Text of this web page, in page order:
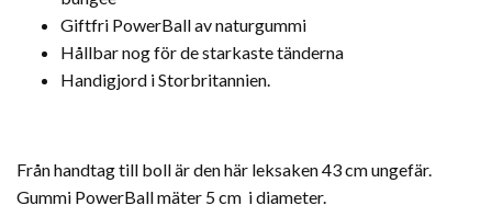
Giftfri PowerBall av naturgummi
Hållbar nog för de starkaste tänderna
Handigjord i Storbritannien.
Från handtag till boll är den här leksaken 43 cm ungefär.
Gummi PowerBall mäter 5 cm i diameter.